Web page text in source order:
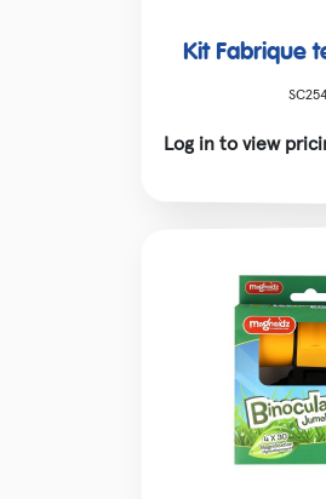
Kit Fabrique
Log in to view